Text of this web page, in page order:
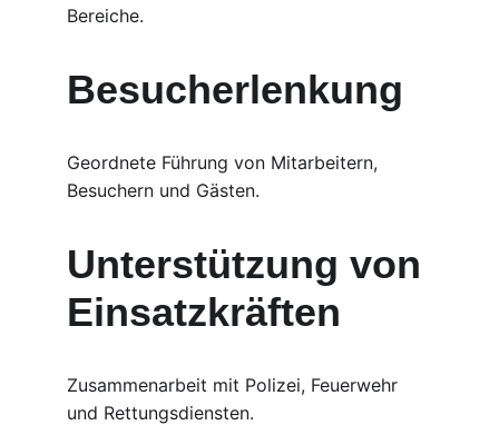
Bereiche.
Besucherlenkung
Geordnete Führung von Mitarbeitern,
Besuchern und Gästen.
Unterstützung von
Einsatzkräften
Zusammenarbeit mit Polizei, Feuerwehr
und Rettungsdiensten.